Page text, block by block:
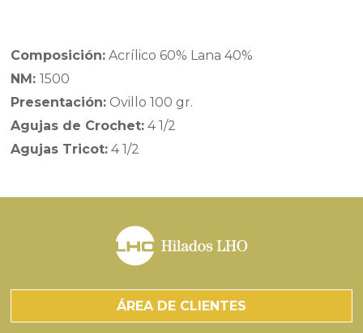
Composición: Acrílico 60% Lana 40%
NM:1500
Presentación: Ovillo 100 gr.
Agujas de Crochet: 4 1/2
Agujas Tricot: 4 1/2
ÁREA DE CLIENTES